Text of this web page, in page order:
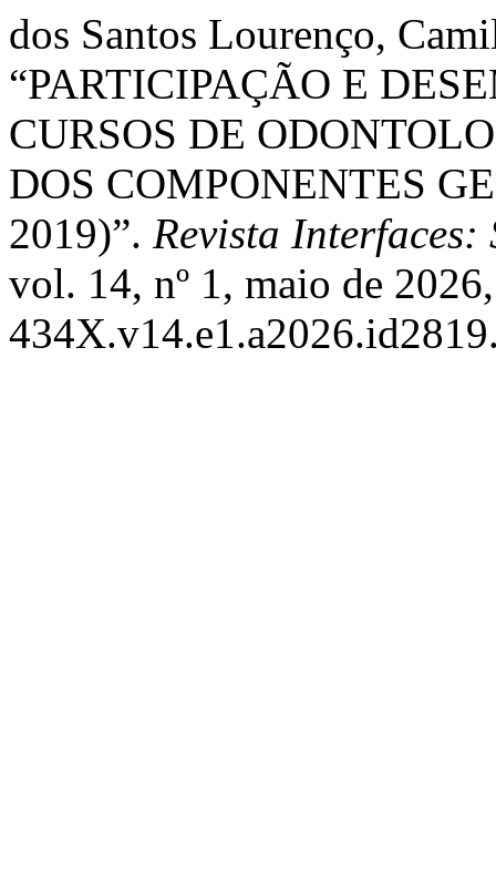
dos Santos Lourenço,
“PARTICIPAÇÃO E
CURSOS DE
DOS COMPONENTES
2019)”. Revista Interfaces:
vol. 14, nº 1, maio de